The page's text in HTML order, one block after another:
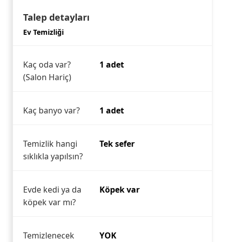
Talep detayları
Ev Temizliği
Kaç oda var?
(Salon Hariç)
1 adet
Kaç banyo var? 1 adet
Temizlik hangi
sıklıkla yapılsın?
Tek sefer
Evde kedi ya da
köpek var mı?
Köpek var
Temizlenecek
YOK